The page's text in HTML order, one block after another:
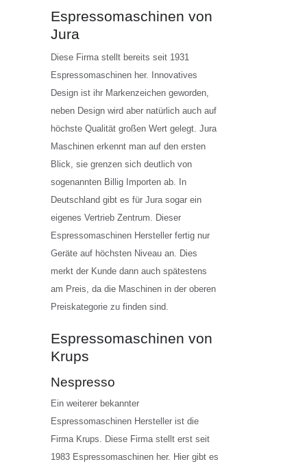
Espressomaschinen von
Jura
Diese Firma stellt bereits seit 1931
Espressomaschinen her. Innovatives
Design ist ihr Markenzeichen geworden,
neben Design wird aber natürlich auch auf
höchste Qualität großen Wert gelegt. Jura
Maschinen erkennt man auf den ersten
Blick, sie grenzen sich deutlich von
sogenannten Billig Importen ab. In
Deutschland gibt es für Jura sogar ein
eigenes Vertrieb Zentrum. Dieser
Espressomaschinen Hersteller fertig nur
Geräte auf höchsten Niveau an. Dies
merkt der Kunde dann auch spätestens
am Preis, da die Maschinen in der oberen
Preiskategorie zu finden sind.
Espressomaschinen von
Krups
Nespresso
Ein weiterer bekannter
Espressomaschinen Hersteller ist die
Firma Krups. Diese Firma stellt erst seit
1983 Espressomaschinen her. Hier gibt es